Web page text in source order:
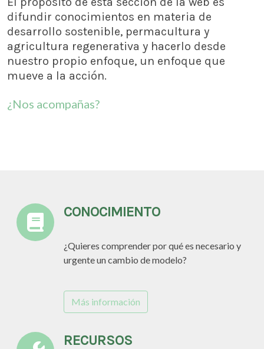
difundir conocimientos en materia de
desarrollo sostenible, permacultura y
agricultura regenerativa y hacerlo desde
nuestro propio enfoque, un enfoque que
mueve a la acción.
¿Nos acompañas?
CONOCIMIENTO
¿Quieres comprender por qué es necesario y
urgente un cambio de modelo?
Más información
RECURSOS